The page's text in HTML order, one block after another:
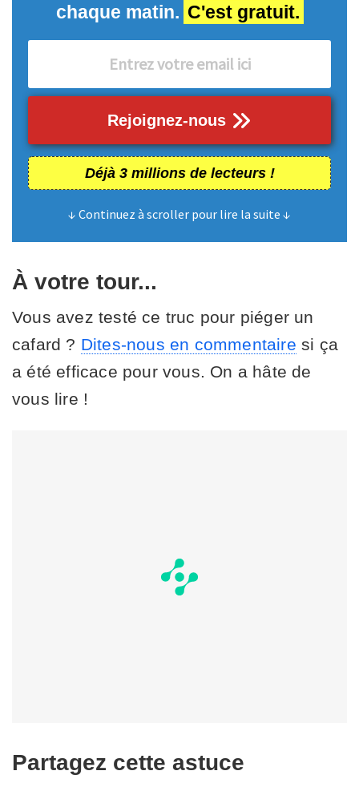
chaque matin. C'est gratuit.
Rejoignez-nous
Déjà 3 millions de lecteurs !
↓ Continuez à scroller pour lire la suite ↓
À votre tour...
Vous avez testé ce truc pour piéger un
cafard ? Dites-nous en commentaire si ça
a été efficace pour vous. On a hâte de
vous lire !
Partagez cette astuce